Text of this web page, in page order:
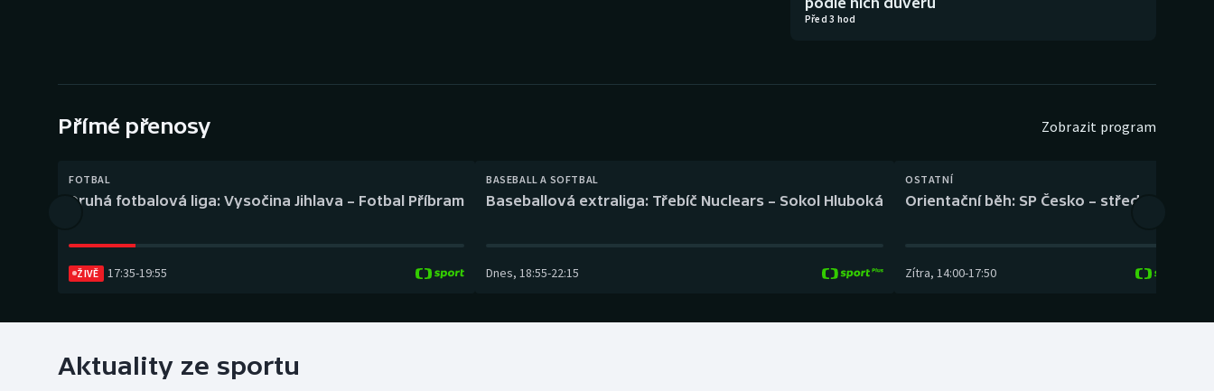
Plavání
Před 3 hod
Přímé přenosy Zobrazit program
FOTBAL
Druhá fotbalová liga: Vysočina Jihlava – Fotbal Příbram
ŽIVĚ 17:35-19:55
BASEBALL A SOFTBAL
Baseballová extraliga: Třebíč Nuclears – Sokol Hluboká
Dnes, 18:55-22:15
OSTATNÍ
Orientační běh: SP Česko – střední trať
Zítra, 14:00-17:50
Aktuality ze sportu